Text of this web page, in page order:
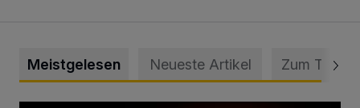
Meistgelesen Neueste Artikel Zum Thema